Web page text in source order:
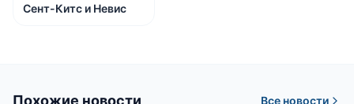
Сент-Китс и Невис
Похожие новости Все новости